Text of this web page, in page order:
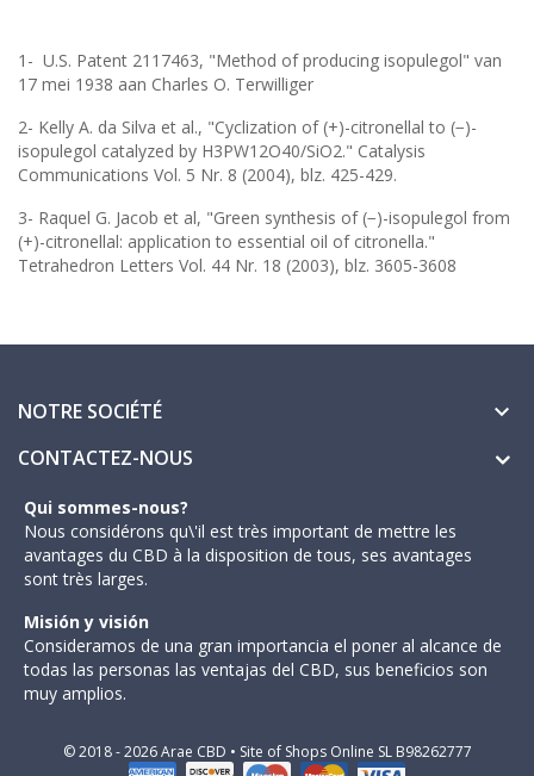
1- U.S. Patent 2117463, "Method of producing isopulegol" van
17 mei 1938 aan Charles O. Terwilliger
2- Kelly A. da Silva et al., "Cyclization of (+)-citronellal to (−)-
isopulegol catalyzed by H3PW12O40/SiO2." Catalysis
Communications Vol. 5 Nr. 8 (2004), blz. 425-429.
3- Raquel G. Jacob et al, "Green synthesis of (−)-isopulegol from
(+)-citronellal: application to essential oil of citronella."
Tetrahedron Letters Vol. 44 Nr. 18 (2003), blz. 3605-3608
NOTRE SOCIÉTÉ 
CONTACTEZ-NOUS
Qui sommes-nous?
Nous considérons qu\'il est très important de mettre les
avantages du CBD à la disposition de tous, ses avantages
sont très larges.
Misión y visión
Consideramos de una gran importancia el poner al alcance de
todas las personas las ventajas del CBD, sus beneficios son
muy amplios.
© 2018 - 2026 Arae CBD • Site of Shops Online SL B98262777